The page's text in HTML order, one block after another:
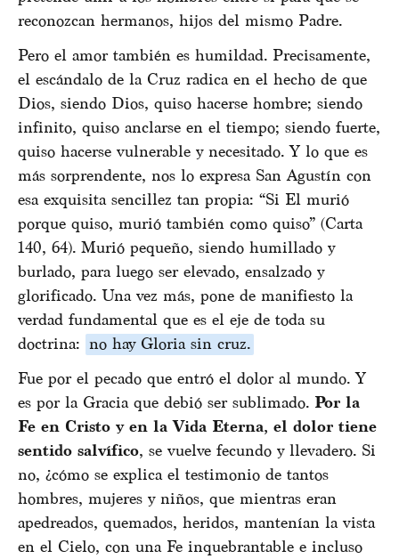
reconozcan hermanos, hijos del mismo Padre.
Pero el amor también es humildad. Precisamente,
el escándalo de la Cruz radica en el hecho de que
Dios, siendo Dios, quiso hacerse hombre; siendo
infinito, quiso anclarse en el tiempo; siendo fuerte,
quiso hacerse vulnerable y necesitado. Y lo que es
más sorprendente, nos lo expresa San Agustín con
esa exquisita sencillez tan propia: “Si El murió
porque quiso, murió también como quiso” (Carta
140, 64). Murió pequeño, siendo humillado y
burlado, para luego ser elevado, ensalzado y
glorificado. Una vez más, pone de manifiesto la
verdad fundamental que es el eje de toda su
doctrina: no hay Gloria sin cruz.
Fue por el pecado que entró el dolor al mundo. Y
es por la Gracia que debió ser sublimado. Por la
Fe en Cristo y en la Vida Eterna, el dolor tiene
sentido salvífico, se vuelve fecundo y llevadero. Si
no, ¿cómo se explica el testimonio de tantos
hombres, mujeres y niños, que mientras eran
apedreados, quemados, heridos, mantenían la vista
en el Cielo, con una Fe inquebrantable e incluso